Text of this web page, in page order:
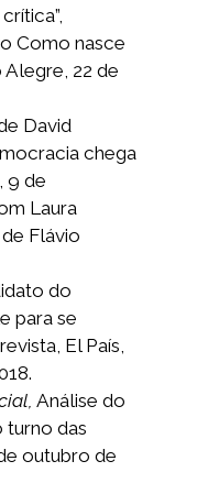
Como nasce
22 de
David
chega
9 de
Laura
Flávio
do
para se
El País,
Análise do
turno das
outubro de